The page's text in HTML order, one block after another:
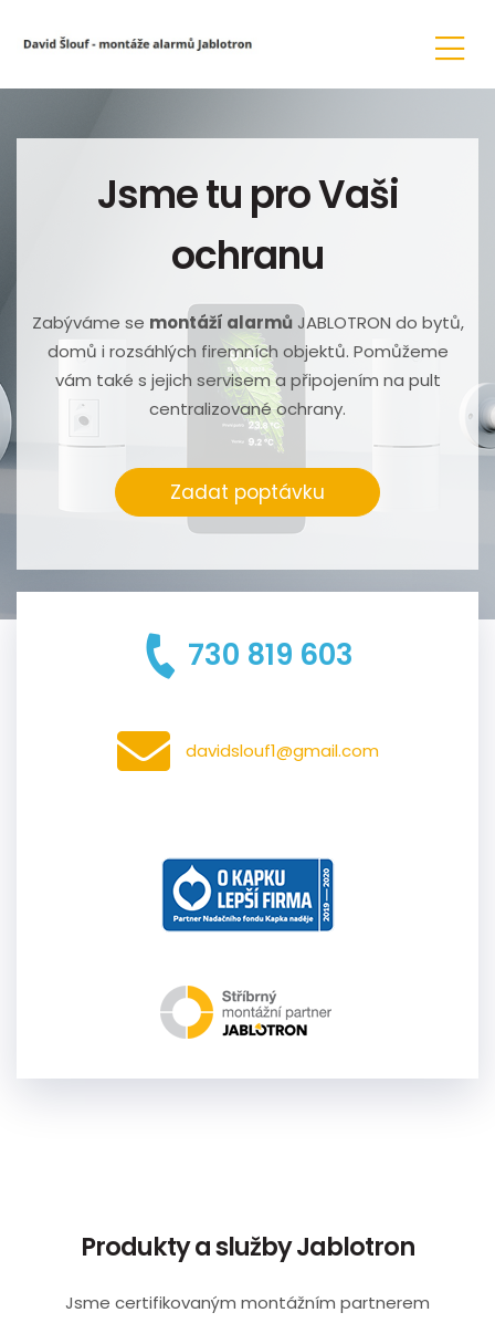
Jsme tu pro Vaši
ochranu
Zabýváme se montáží alarmůJABLOTRON do bytů,
domů i rozsáhlých firemních objektů. Pomůžeme
vám také s jejich servisem a připojením na pult
centralizované ochrany.
Zadat poptávku
730 819 603
davidslouf1@gmail.com
Produkty a služby Jablotron
Jsme certifikovaným montážním partnerem